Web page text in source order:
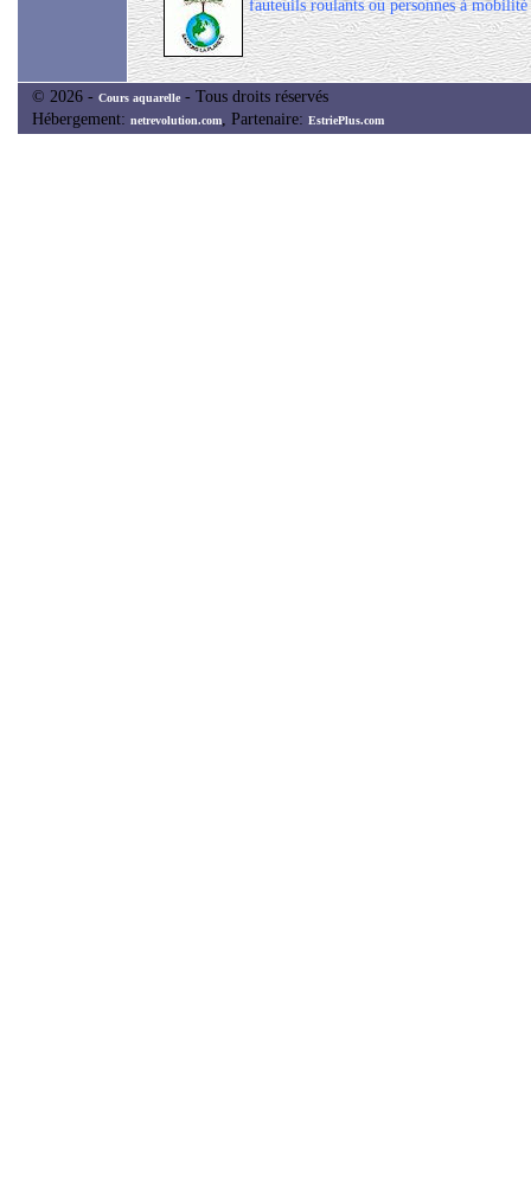
fauteuils roulants ou personnes à
© 2026 - Cours aquarelle - Tous droits réservés
Hébergement: netrevolution.com, Partenaire: EstriePlus.com